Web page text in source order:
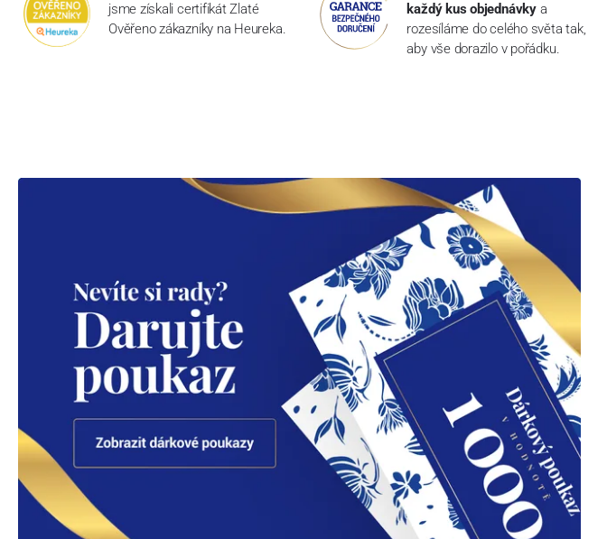
jsme získali certifikát Zlaté
Ověřeno zákazníky na Heureka.
každý kus objednávky a
rozesíláme do celého světa tak,
aby vše dorazilo v pořádku.